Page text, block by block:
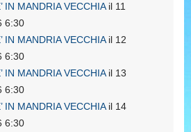
IN MANDRIA VECCHIAil 11
6:30
IN MANDRIA VECCHIAil 12
6:30
IN MANDRIA VECCHIAil 13
6:30
IN MANDRIA VECCHIAil 14
6:30